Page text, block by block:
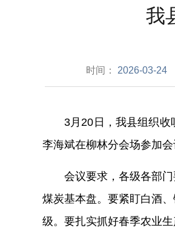
我
时间： 2026-03-24
3月20 日， 我县组织收
李海斌在柳林分会场参加会
会议要求 ， 各级各部
煤炭基本盘。要紧盯白酒
级。要扎实抓好春季农业